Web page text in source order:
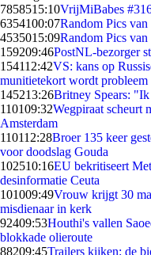
7858515:10VrijMiBabes
6354100:07Random Pics
4535015:09Random Pics
159209:46PostNL-bezorger
154112:42VS: kans op
munitietekort wordt probleem
145213:26Britney Spears:
110109:32Wegpiraat scheurt
Amsterdam
110112:28Broer 135 keer
voor doodslag Gouda
102510:16EU bekritiseert
desinformatie Ceuta
101009:49Vrouw krijgt 30
misdienaar in kerk
92409:53Houthi's vallen
blokkade olieroute
88209:45Trailers kijken: de